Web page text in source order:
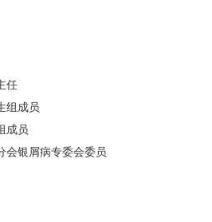
任
成员
成员
银屑病专委会委员